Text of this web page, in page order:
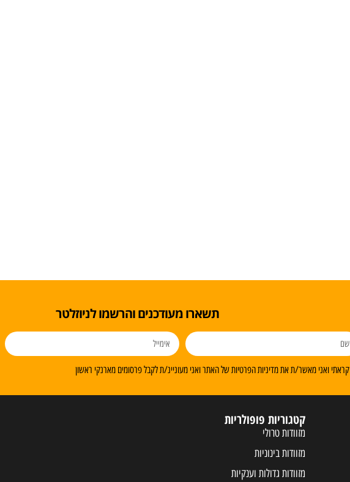
תשארו מעודכנים והרשמו לניוזלטר
קראתי ואני מאשר/ת את מדיניות הפרטיות של האתר ואני מעוניינ/ת לקבל פרסומים מארנקי ראשון
קטגוריות פופולריות
מזוודות טרולי
מזוודות בינוניות
מזוודות גדולות וענקיות